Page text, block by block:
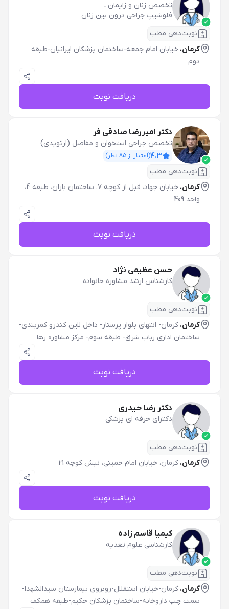
تخصص زنان و زایمان ـ
فلوشیپ جراحی درون بین زنان
نوبت‌دهی مطب
کرمان، خیابان امام جمعه-ساختمان پزشکان ایرانیان-طبقه
دوم
دریافت نوبت
دکتر امیررضا صادقی فر
تخصص جراحی استخوان و مفاصل (ارتوپدی)
4.3(امتیاز از 85 نظر)
نوبت‌دهی مطب
کرمان،
خیابان جهاد، قبل از کوچه 7، ساختمان باران، طبقه 4،
واحد 409
دریافت نوبت
حسن عظیمی نژاد
کارشناس ارشد مشاوره خانواده
نوبت‌دهی مطب
کرمان، کرمان- انتهای بلوار پرستار- داخل لاین کندرو کمربندی-
ساختمان اداری رباب شرق- طبقه سوم- مرکز مشاوره رها
دریافت نوبت
دکتر رضا حیدری
دکترای حرفه ای پزشکی
نوبت‌دهی مطب
کرمان، کرمان، خیابان امام خمینی، نبش کوچه 21
دریافت نوبت
کیمیا قاسم زاده
کارشناسی علوم تغذیه
نوبت‌دهی مطب
کرمان، کرمان-خیابان استقلال-روبروی بیمارستان سیدالشهدا-
سمت چپ داروخانه-ساختمان پزشکان حکیم-طبقه همکف